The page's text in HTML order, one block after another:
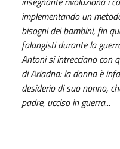
implementando un
bisogni dei bambini, fin
falangisti durante la
Antoni si intrecciano con
di Ariadna: la donna è
desiderio di suo nonno,
padre, ucciso in guerra...